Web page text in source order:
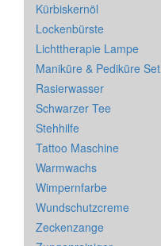
Kürbiskernöl
Lockenbürste
Lichttherapie Lampe
Maniküre & Pediküre Set
Rasierwasser
Schwarzer Tee
Stehhilfe
Tattoo Maschine
Warmwachs
Wimpernfarbe
Wundschutzcreme
Zeckenzange